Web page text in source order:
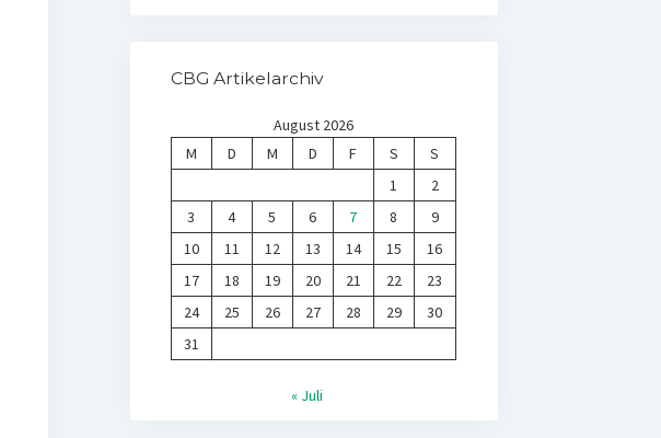
CBG Artikelarchiv
August 2026
M
D M D F S
S
1
2
3
4 5 6 7 8
9
10
11 12 13 14 15
16
17
18 19 20 21 22
23
24
25 26 27 28 29
30
31
« Juli